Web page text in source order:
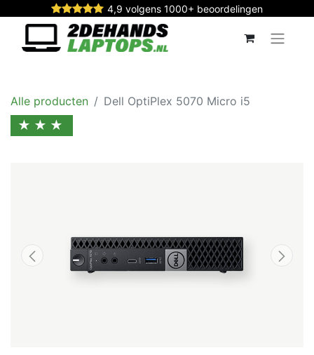
4,9 volgens 1000+ beoordelingen
Alle producten Dell OptiPlex 5070 Micro i5
★★★